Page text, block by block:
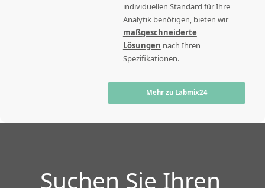
individuellen Standard für Ihre
Analytik benötigen, bieten wir
maßgeschneiderte
Lösungen nach Ihren
Spezifikationen.
Mehr zu Labmix24
Suchen Sie Ihren